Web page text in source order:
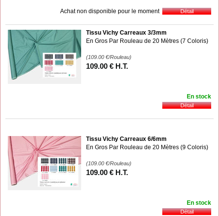
Achat non disponible pour le moment
Tissu Vichy Carreaux 3/3mm
En Gros Par Rouleau de 20 Mètres (7 Coloris)
(109.00 €/Rouleau)
109.00 € H.T.
En stock
Tissu Vichy Carreaux 6/6mm
En Gros Par Rouleau de 20 Mètres (9 Coloris)
(109.00 €/Rouleau)
109.00 € H.T.
En stock